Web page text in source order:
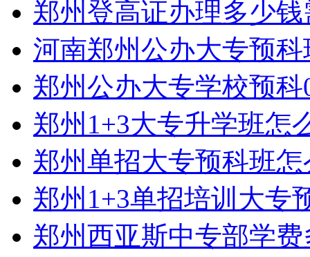
郑州登高证办理多少
河南郑州公办大专预
郑州公办大专学校预
郑州1+3大专升学班怎
郑州单招大专预科班
郑州1+3单招培训大专
郑州西亚斯中专部学